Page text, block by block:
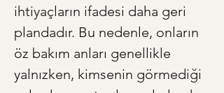
ihtiyaçların ifadesi daha geri
plandadır. Bu nedenle, onların
öz bakım anları genellikle
yalnızken, kimsenin görmediği